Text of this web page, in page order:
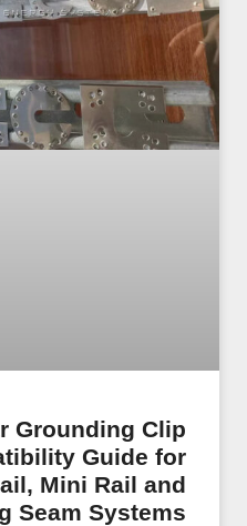
Grounding Clip
Guide for
Mini Rail and
Seam Systems